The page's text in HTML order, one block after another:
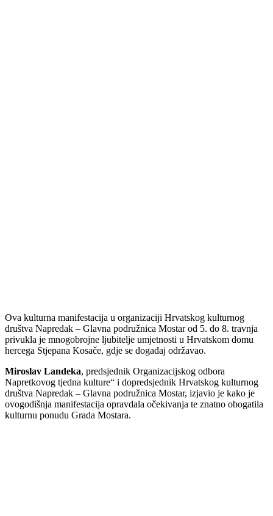
Ova kulturna manifestacija u organizaciji Hrvatskog kulturnog
društva Napredak – Glavna podružnica Mostar od 5. do 8. travnja
privukla je mnogobrojne ljubitelje umjetnosti u Hrvatskom domu
hercega Stjepana Kosače, gdje se događaj održavao.
Miroslav Landeka, predsjednik Organizacijskog odbora
Napretkovog tjedna kulture“ i dopredsjednik Hrvatskog kulturnog
društva Napredak – Glavna podružnica Mostar, izjavio je kako je
ovogodišnja manifestacija opravdala očekivanja te znatno obogatila
kulturnu ponudu Grada Mostara.